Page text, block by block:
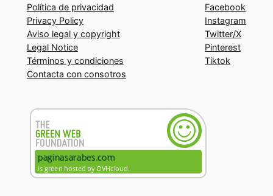
Política de privacidad
Privacy Policy
Aviso legal y copyright
Legal Notice
Términos y condiciones
Contacta con consotros
Facebook
Instagram
Twitter/X
Pinterest
Tiktok